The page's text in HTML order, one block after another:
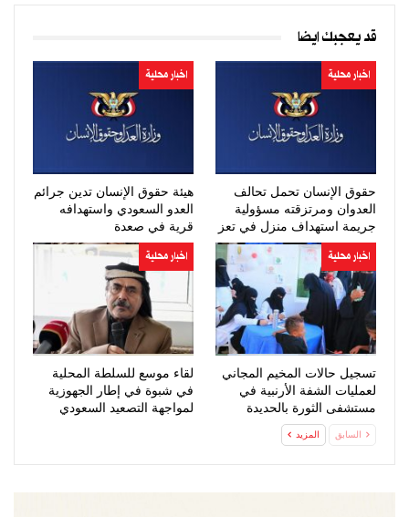
قد يعجبك ايضا
اخبار محلية
حقوق الإنسان تحمل تحالف
العدوان ومرتزقته مسؤولية
جريمة استهداف منزل في تعز
اخبار محلية
هيئة حقوق الإنسان تدين جرائم
العدو السعودي واستهدافه
قرية في صعدة
اخبار محلية
تسجيل حالات المخيم المجاني
لعمليات الشفة الأرنبية في
مستشفى الثورة بالحديدة
اخبار محلية
لقاء موسع للسلطة المحلية
في شبوة في إطار الجهوزية
لمواجهة التصعيد السعودي
السابق المزيد